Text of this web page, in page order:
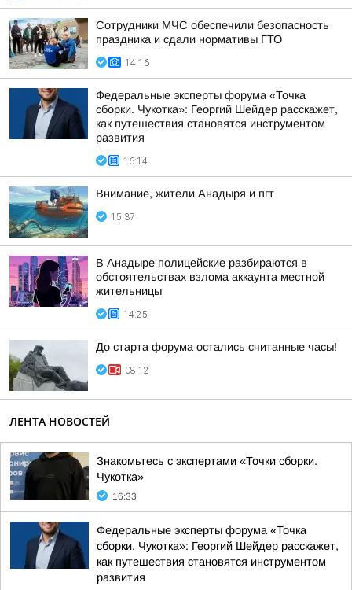
Сотрудники МЧС обеспечили безопасность
праздника и сдали нормативы ГТО
14:16
Федеральные эксперты форума «Точка
сборки. Чукотка»: Георгий Шейдер расскажет,
как путешествия становятся инструментом
развития
16:14
Внимание, жители Анадыря и пгт
15:37
В Анадыре полицейские разбираются в
обстоятельствах взлома аккаунта местной
жительницы
14:25
До старта форума остались считанные часы!
08:12
ЛЕНТА НОВОСТЕЙ
Знакомьтесь с экспертами «Точки сборки.
Чукотка»
16:33
Федеральные эксперты форума «Точка
сборки. Чукотка»: Георгий Шейдер расскажет,
как путешествия становятся инструментом
развития